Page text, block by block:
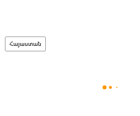
Հայաստան